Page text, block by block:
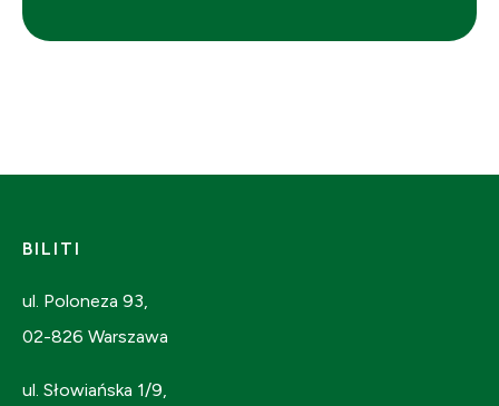
BILITI
ul. Poloneza 93,
02-826 Warszawa
ul. Słowiańska 1/9,